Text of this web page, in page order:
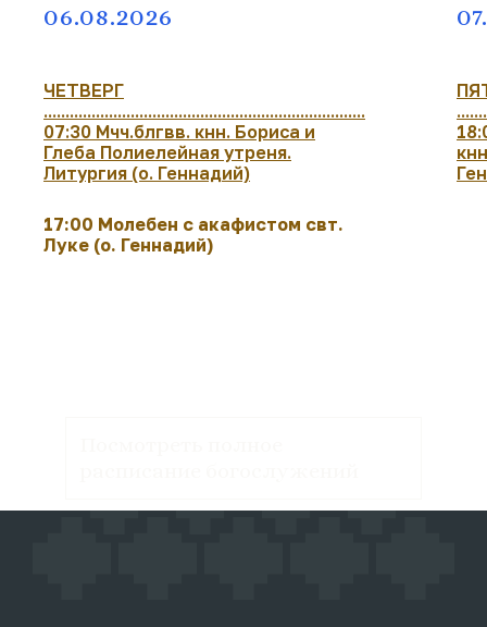
06.08.2026
ЧЕТВЕРГ
..........................................................................
07:30 Мчч.блгвв. кнн. Бориса и
Глеба Полиелейная утреня.
Литургия (о. Геннадий)
17:00 Молебен с акафистом свт.
Луке (о. Геннадий)